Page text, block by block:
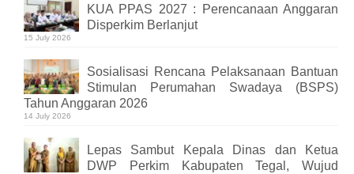
KUA PPAS 2027 : Perencanaan Anggaran
Disperkim Berlanjut
15 July 2026
Sosialisasi Rencana Pelaksanaan Bantuan
Stimulan Perumahan Swadaya (BSPS)
Tahun Anggaran 2026
14 July 2026
Lepas Sambut Kepala Dinas dan Ketua
DWP Perkim Kabupaten Tegal, Wujud